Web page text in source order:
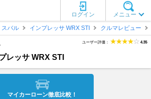
メニュー
ログイン
スバル インプレッサ WRX STI クルマレビュー
レッサ WRX STI
ユーザー評価： 4.35
マイカーローン徹底比較！